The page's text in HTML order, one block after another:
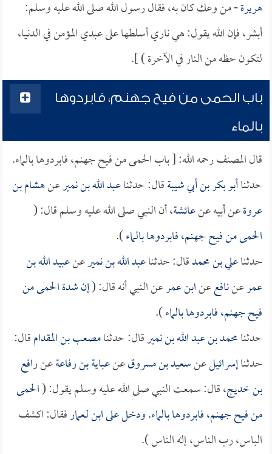
هريرة- من وعك كان به، فقال رسول الله صلى الله عليه وسلم:
أبشر، فإن الله يقول: هي ناري أسلطها على عبدي المؤمن في الدنيا،
لتكون حظه من النار في الآخرة ) ].
باب الحمى من فيح جهنم، فابردوها
بالماء
قال المصنف رحمه الله: [ باب الحمى من فيح جهنم، فابردوها بالماء.
حدثناأبو بكر بن أبي شيبةقال: حدثناعبد الله بن نميرعنهشام بن
عروةعن أبيه عنعائشة، أن النبي صلى الله عليه وسلم قال: (
الحمى من فيح جهنم، فابردوها بالماء).
حدثناعلي بن محمدقال: حدثناعبد الله بن نميرعنعبيد الله بن
عمرعننافععنابن عمرعن النبي أنه قال: (إن شدة الحمى من
فيح جهنم، فابردوها بالماء).
حدثنامحمد بن عبد الله بن نميرقال: حدثنامصعب بن المقدامقال:
حدثناإسرائيلعنسعيد بن مسروقعنعباية بن رفاعةعنرافع
بن خديج، قال: سمعت النبي صلى الله عليه وسلم يقول: (الحمى
من فيح جهنم، فابردوها بالماء. ودخل على ابن لـعمارفقال: اكشف
الباس، رب الناس، إله الناس ).